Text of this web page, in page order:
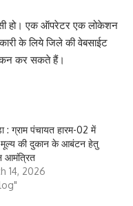
हो। एक ऑपरेटर एक लोकेशन
के लिये जिले की वेबसाईट
कर सकते हैं।
: ग्राम पंचायत हारम-02 में
की दुकान के आबंटन हेतु
आमंत्रित
14, 2026